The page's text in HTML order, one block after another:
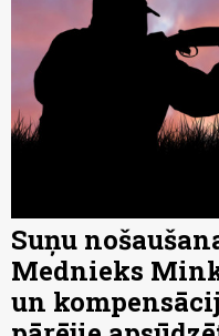
Suņu
Mednieks
un